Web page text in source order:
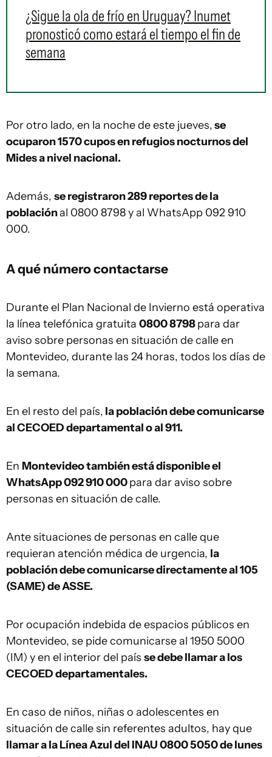
¿Sigue la ola de frío en Uruguay? Inumet
pronosticó como estará el tiempo el fin de
semana
Por otro lado, en la noche de este jueves,se
ocuparon 1570 cupos en refugios nocturnos del
Mides a nivel nacional.
Además, se registraron 289 reportes de la
poblaciónal 0800 8798 y al WhatsApp 092 910
000.
A qué número contactarse
Durante el Plan Nacional de Invierno está operativa
la línea telefónica gratuita 0800 8798para dar
aviso sobre personas en situación de calle en
Montevideo, durante las 24 horas, todos los días de
la semana.
En el resto del país, la población debe comunicarse
al CECOED departamental o al 911.
En Montevideo también está disponible el
WhatsApp 092 910 000para dar aviso sobre
personas en situación de calle.
Ante situaciones de personas en calle que
requieran atención médica de urgencia, la
población debe comunicarse directamente al 105
(SAME) de ASSE.
Por ocupación indebida de espacios públicos en
Montevideo, se pide comunicarse al 1950 5000
(IM) y en el interior del país se debe llamar a los
CECOED departamentales.
En caso de niños, niñas o adolescentes en
situación de calle sin referentes adultos, hay que
llamar a la Línea Azul del INAU 0800 5050 de lunes